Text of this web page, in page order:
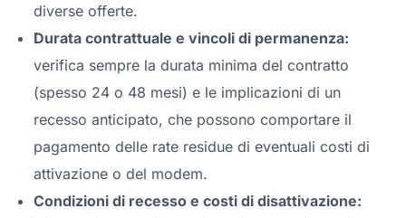
diverse offerte.
Durata contrattuale e vincoli di permanenza:
verifica sempre la durata minima del contratto
(spesso 24 o 48 mesi) e le implicazioni di un
recesso anticipato, che possono comportare il
pagamento delle rate residue di eventuali costi di
attivazione o del modem.
Condizioni di recesso e costi di disattivazione: